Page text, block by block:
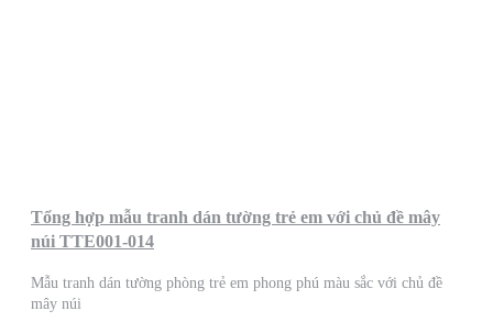
Tổng hợp mẫu tranh dán tường trẻ em với chủ đề mây
núi TTE001-014
Mẫu tranh dán tường phòng trẻ em phong phú màu sắc với chủ đề
mây núi